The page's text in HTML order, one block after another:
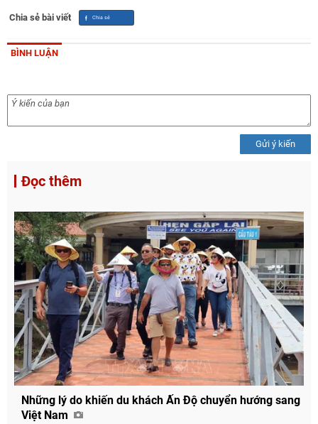
Chia sẻ bài viết
BÌNH LUẬN
Gửi ý kiến
Đọc thêm
Những lý do khiến du khách Ấn Độ chuyển hướng sang
Việt Nam